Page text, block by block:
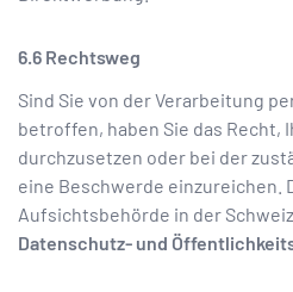
Rechtsweg
Sind Sie von der Verarbeitung
betroffen, haben Sie das Recht,
durchzusetzen oder bei der
eine Beschwerde einzureichen.
Aufsichtsbehörde in der
Datenschutz- und